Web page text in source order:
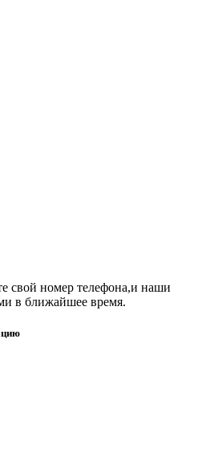
свой номер телефона,и наши
в ближайшее время.